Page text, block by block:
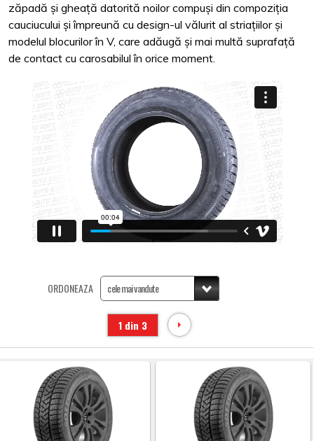
zăpadă și gheață datorită noilor compuși din compoziția
cauciucului și împreună cu design-ul vălurit al striațiilor și
modelul blocurilor în V, care adăugă și mai multă suprafață
de contact cu carosabilul în orice moment.
ORDONEAZA
1 din 3